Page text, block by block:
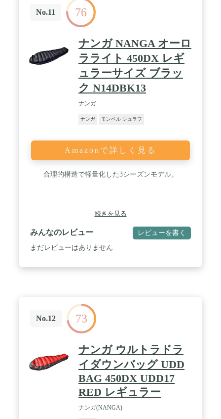
位置が脇に設定されますが、LEVEL 8では胸寄りに
新設定。 地面からの冷気侵入を軽減します。・ショ
ルダーウォーマー、ウエストチューブに加え、ファ
スナー裏にダブルドラフトチューブを設け、保温力
が向上しました。・背面を縦バッフルに設定するこ
とで、寝返りによるダウンの偏りを抑えることがで
きます。・通常モデルよりもフットボックスを大き
く設定し、ダウンを多めに封入しました。これによ
り足元を冷えから守ります。 / カラー：ブラック /
サイズ：レギュラー
No.11 76
ナンガ NANGA オーロ
ラライト 450DX レギ
ュラーサイズ ブラッ
ク N14DBK13
ナンガ
ナンガ モンベル シュラフ
Amazonで詳しく見る
合理的構造で軽量化した3シーズンモデル。
続きを見る
みんなのレビュー レビューを書く
まだレビューはありません
No.12 73
ナンガ ウルトラドラ
イダウンバッグ UDD
BAG 450DX UDD17
RED レギュラー
ナンガ(NANGA)